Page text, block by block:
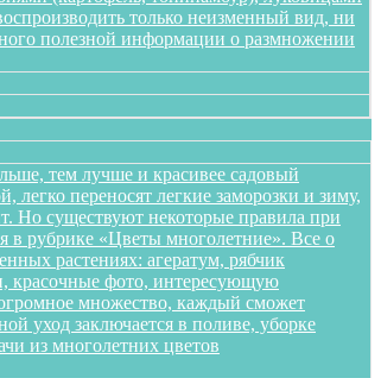
только неизменный вид, ни
полезной информации о размножении
тем лучше и красивее садовый
переносят легкие заморозки и зиму,
Но существуют некоторые правила при
в рубрике «Цветы многолетние». Все о
растениях: агератум, рябчик
красочные фото, интересующую
множество, каждый сможет
уход заключается в поливе, уборке
из многолетних цветов